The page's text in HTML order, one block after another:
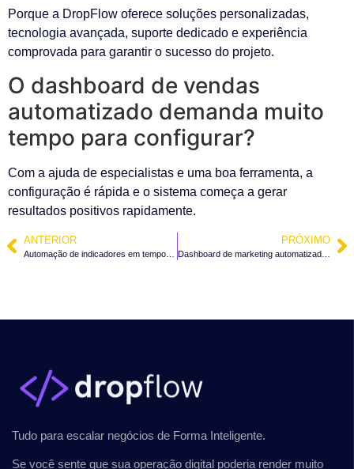
Porque a DropFlow oferece soluções personalizadas,
tecnologia avançada, suporte dedicado e experiência
comprovada para garantir o sucesso do projeto.
O dashboard de vendas
automatizado demanda muito
tempo para configurar?
Com a ajuda de especialistas e uma boa ferramenta, a
configuração é rápida e o sistema começa a gerar
resultados positivos rapidamente.
ANTERIOR PRÓXIMO
Dashboard de marketing automatizado: como potencializar resultados na sua empresa
Tudo para escalar negócios de Forma Inteligente.
Se você sente que sua operação digital poderia render muito